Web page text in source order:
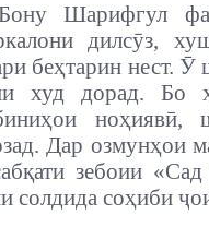
Шарифгул
дилсӯз,
беҳтарин нест. Ӯ
худ дорад. Бо
ноҳиявӣ,
Дар озмунҳои
зебоии
солдида соҳиби